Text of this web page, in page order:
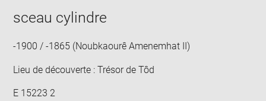
sceau cylindre
-1900 / -1865 (Noubkaourê Amenemhat II)
Lieu de découverte : Trésor de Tôd
E 15223 2